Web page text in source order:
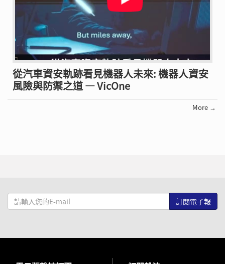
從汽車資安軌跡看見機器人未來: 機器人資安
風險與防禦之道 — VicOne
More →
請
輸